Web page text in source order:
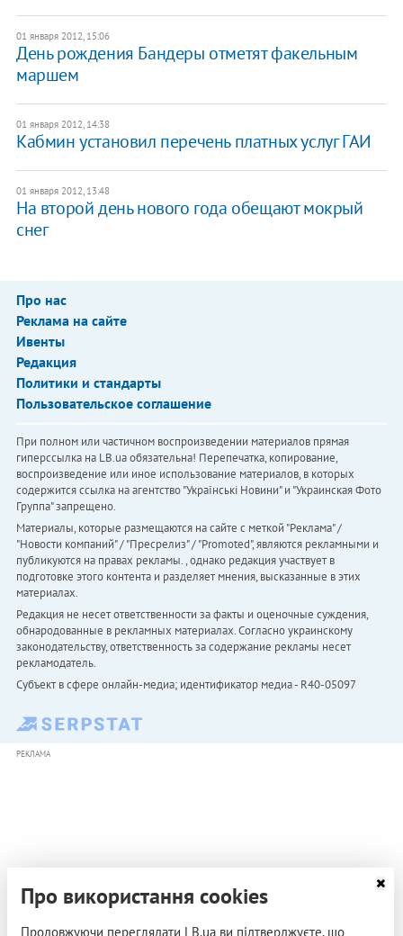
01 января 2012, 15:06
День рождения Бандеры отметят факельным
маршем
01 января 2012, 14:38
Кабмин установил перечень платных услуг ГАИ
01 января 2012, 13:48
На второй день нового года обещают мокрый
снег
Про нас
Реклама на сайте
Ивенты
Редакция
Политики и стандарты
Пользовательское соглашение
При полном или частичном воспроизведении материалов прямая
гиперссылка на LB.ua обязательна! Перепечатка, копирование,
воспроизведение или иное использование материалов, в которых
содержится ссылка на агентство "Українськi Новини" и "Украинская Фото
Группа" запрещено.
Материалы, которые размещаются на сайте с меткой "Реклама" /
"Новости компаний" / "Пресрелиз" / "Promoted", являются рекламными и
публикуются на правах рекламы. , однако редакция участвует в
подготовке этого контента и разделяет мнения, высказанные в этих
материалах.
Редакция не несет ответственности за факты и оценочные суждения,
обнародованные в рекламных материалах. Согласно украинскому
законодательству, ответственность за содержание рекламы несет
рекламодатель.
Субъект в сфере онлайн-медиа; идентификатор медиа - R40-05097
РЕКЛАМА
Про використання cookies
Продовжуючи переглядати LB.ua ви підтверджуєте, що